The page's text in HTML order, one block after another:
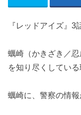
『レッドアイズ』3
蠣崎（かきざき／
を知り尽くしている
蠣崎に、警察の情